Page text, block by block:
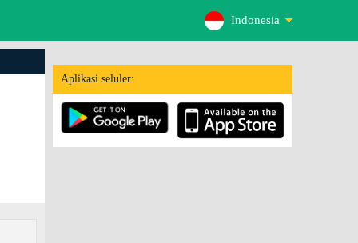
Indonesia
Aplikasi seluler: